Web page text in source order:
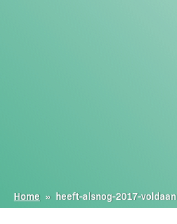
Home » heeft-alsnog-2017-voldaan